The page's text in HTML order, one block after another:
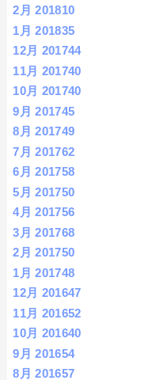
2月 201810
1月 201835
12月 201744
11月 201740
10月 201740
9月 201745
8月 201749
7月 201762
6月 201758
5月 201750
4月 201756
3月 201768
2月 201750
1月 201748
12月 201647
11月 201652
10月 201640
9月 201654
8月 201657